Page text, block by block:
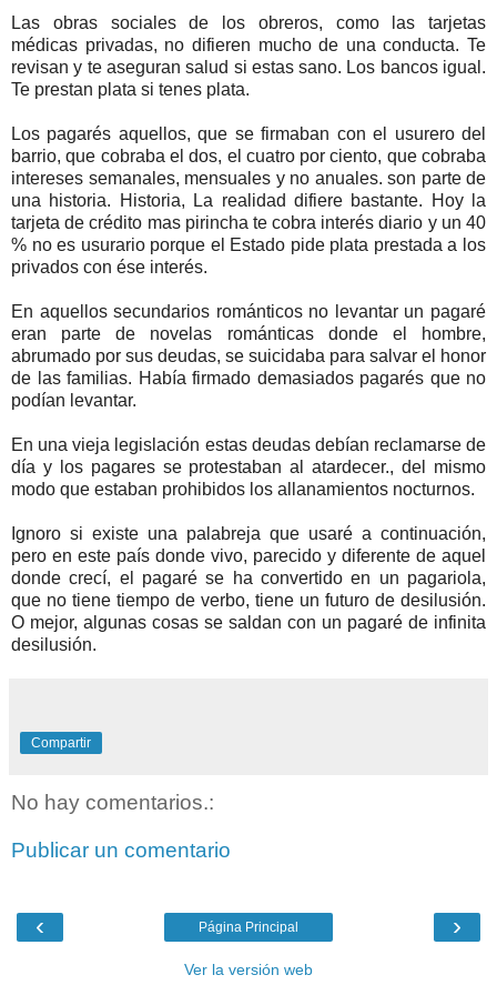
Las obras sociales de los obreros, como las tarjetas
médicas privadas, no difieren mucho de una conducta. Te
revisan y te aseguran salud si estas sano. Los bancos igual.
Te prestan plata si tenes plata.
Los pagarés aquellos, que se firmaban con el usurero del
barrio, que cobraba el dos, el cuatro por ciento, que cobraba
intereses semanales, mensuales y no anuales. son parte de
una historia. Historia, La realidad difiere bastante. Hoy la
tarjeta de crédito mas pirincha te cobra interés diario y un 40
% no es usurario porque el Estado pide plata prestada a los
privados con ése interés.
En aquellos secundarios románticos no levantar un pagaré
eran parte de novelas románticas donde el hombre,
abrumado por sus deudas, se suicidaba para salvar el honor
de las familias. Había firmado demasiados pagarés que no
podían levantar.
En una vieja legislación estas deudas debían reclamarse de
día y los pagares se protestaban al atardecer., del mismo
modo que estaban prohibidos los allanamientos nocturnos.
Ignoro si existe una palabreja que usaré a continuación,
pero en este país donde vivo, parecido y diferente de aquel
donde crecí, el pagaré se ha convertido en un pagariola,
que no tiene tiempo de verbo, tiene un futuro de desilusión.
O mejor, algunas cosas se saldan con un pagaré de infinita
desilusión.
Compartir
No hay comentarios.:
Publicar un comentario
‹ ›
Página Principal
Ver la versión web